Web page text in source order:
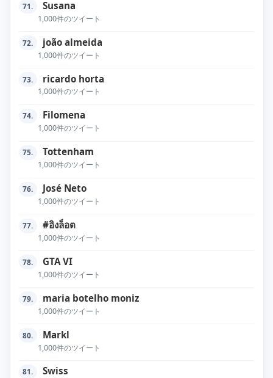
71. Susana
1,000件のツイート
72. joão almeida
1,000件のツイート
73. ricardo horta
1,000件のツイート
74. Filomena
1,000件のツイート
75. Tottenham
1,000件のツイート
76. José Neto
1,000件のツイート
77. #อิงล็อต
1,000件のツイート
78. GTA VI
1,000件のツイート
79. maria botelho moniz
1,000件のツイート
80. Markl
1,000件のツイート
81. Swiss